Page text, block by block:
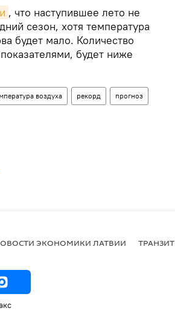
, что наступившее лето не
сезон, хотя температура
будет мало. Количество
будет ниже
воздуха рекорд прогноз
ЭКОНОМИКИ ЛАТВИИ ТРАНЗИТ